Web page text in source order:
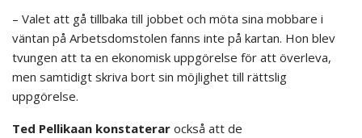
– Valet att gå tillbaka till jobbet och möta sina mobbare i
väntan på Arbetsdomstolen fanns inte på kartan. Hon blev
tvungen att ta en ekonomisk uppgörelse för att överleva,
men samtidigt skriva bort sin möjlighet till rättslig
uppgörelse.
Ted Pellikaan konstaterar också att de